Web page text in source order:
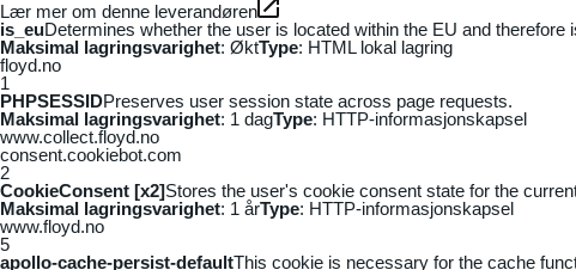
Lær mer om denne leverandøren
is_euDetermines whether the user is located within the EU and
Maksimal lagringsvarighet: ØktType: HTML lokal lagring
floyd.no
1
PHPSESSIDPreserves user session state across page requests.
Maksimal lagringsvarighet: 1 dagType: HTTP-informasjonskapsel
www.collect.floyd.no
consent.cookiebot.com
2
CookieConsent [x2]Stores the user's cookie consent state for the
Maksimal lagringsvarighet: 1 årType: HTTP-informasjonskapsel
www.floyd.no
5
apollo-cache-persist-defaultThis cookie is necessary for the cache